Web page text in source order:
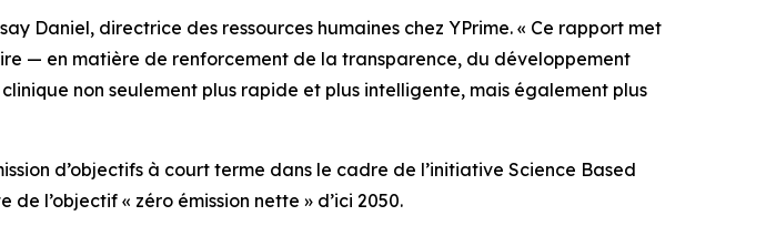
Daniel, directrice des ressources humaines chez YPrime. « Ce rapport met
— en matière de renforcement de la transparence, du développement
non seulement plus rapide et plus intelligente, mais également plus
d’objectifs à court terme dans le cadre de l’initiative Science Based
l’objectif « zéro émission nette » d’ici 2050.